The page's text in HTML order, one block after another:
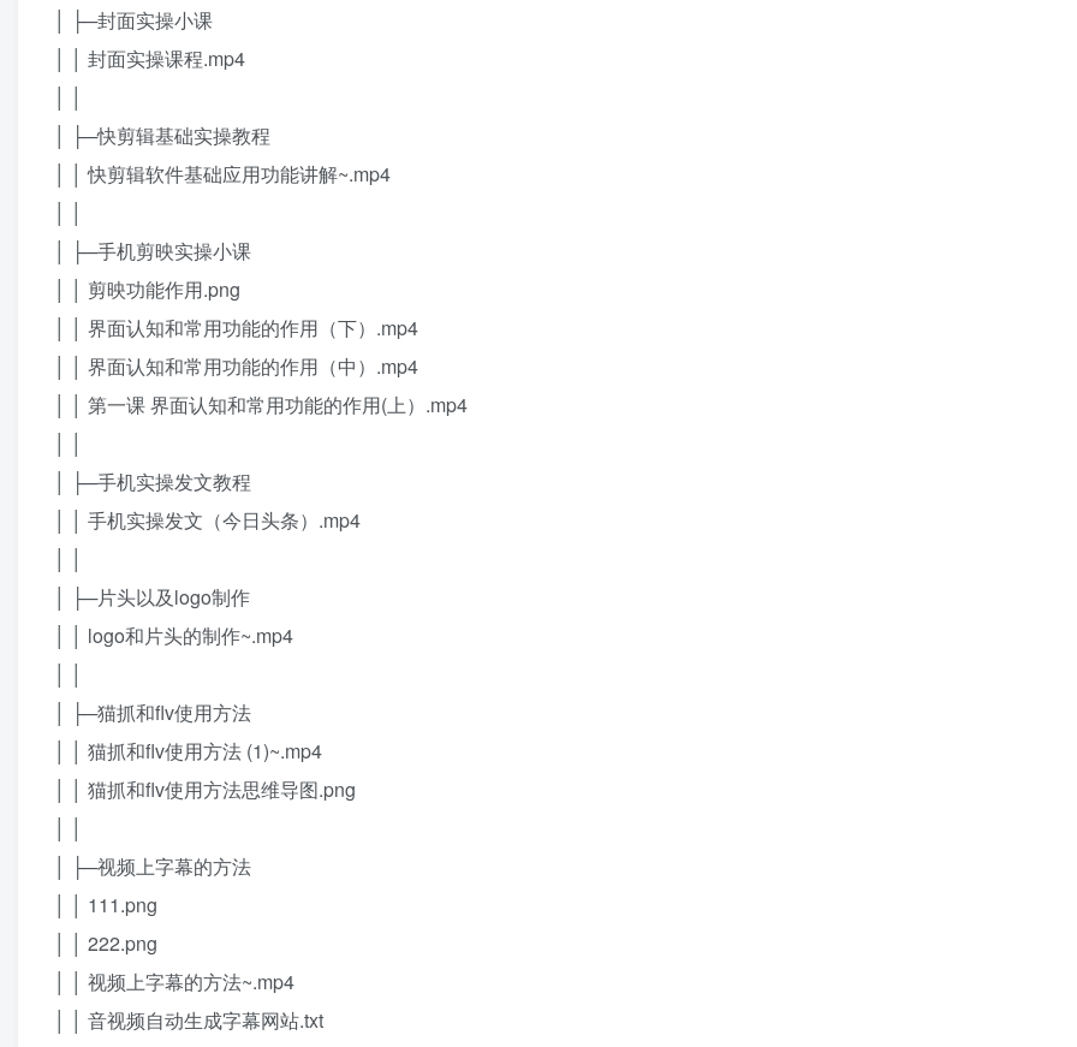
│ ├─封面实操小课
│ │ 封面实操课程.mp4
│ ├─快剪辑基础实操教程
│ │ 快剪辑软件基础应用功能讲解~.mp4
│ ├─手机剪映实操小课
│ │ 剪映功能作用.png
│ │ 界面认知和常用功能的作用（下）.mp4
│ │ 界面认知和常用功能的作用（中）.mp4
│ │ 第一课 界面认知和常用功能的作用(上）.mp4
│ ├─手机实操发文教程
│ │ 手机实操发文（今日头条）.mp4
│ ├─片头以及logo制作
│ │ logo和片头的制作~.mp4
│ ├─猫抓和flv使用方法
│ │ 猫抓和flv使用方法 (1)~.mp4
│ │ 猫抓和flv使用方法思维导图.png
│ ├─视频上字幕的方法
│ │ 111.png
│ │ 222.png
│ │ 视频上字幕的方法~.mp4
│ │ 音视频自动生成字幕网站.txt